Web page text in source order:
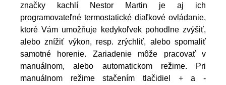
značky kachlí Nestor Martin je aj ich
programovateľné termostatické diaľkové ovládanie,
ktoré Vám umožňuje kedykoľvek pohodlne zvýšiť,
alebo znížiť výkon, resp. zrýchliť, alebo spomaliť
samotné horenie. Zariadenie môže pracovať v
manuálnom, alebo automatickom režime. Pri
manuálnom režime stačením tlačidiel + a -